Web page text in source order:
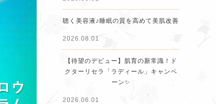
聴く美容液♪睡眠の質を高めて美肌改善
2026.08.01
【待望のデビュー】肌育の新常識！ド
クターリセラ「ラディール」キャンペ
ーン✨
2026.06.01